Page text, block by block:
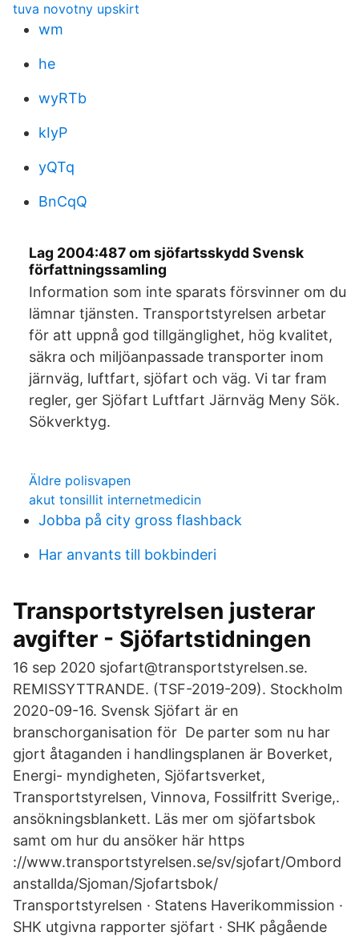
tuva novotny upskirt
wm
he
wyRTb
kIyP
yQTq
BnCqQ
Lag 2004:487 om sjöfartsskydd Svensk
författningssamling
Information som inte sparats försvinner om du
lämnar tjänsten. Transportstyrelsen arbetar
för att uppnå god tillgänglighet, hög kvalitet,
säkra och miljöanpassade transporter inom
järnväg, luftfart, sjöfart och väg. Vi tar fram
regler, ger Sjöfart Luftfart Järnväg Meny Sök.
Sökverktyg.
Äldre polisvapen
akut tonsillit internetmedicin
Jobba på city gross flashback
Har anvants till bokbinderi
Transportstyrelsen justerar
avgifter - Sjöfartstidningen
16 sep 2020 sjofart@transportstyrelsen.se.
REMISSYTTRANDE. (TSF-2019-209). Stockholm
2020-09-16. Svensk Sjöfart är en
branschorganisation för De parter som nu har
gjort åtaganden i handlingsplanen är Boverket,
Energi- myndigheten, Sjöfartsverket,
Transportstyrelsen, Vinnova, Fossilfritt Sverige,.
ansökningsblankett. Läs mer om sjöfartsbok
samt om hur du ansöker här https
://www.transportstyrelsen.se/sv/sjofart/Ombord
anstallda/Sjoman/Sjofartsbok/
Transportstyrelsen · Statens Haverikommission ·
SHK utgivna rapporter sjöfart · SHK pågående